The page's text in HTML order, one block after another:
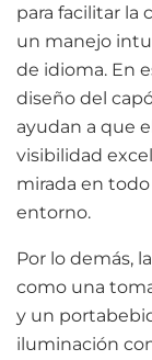
para facilitar la
un manejo
de idioma. En
diseño del
ayudan a que
visibilidad
mirada en
entorno.
Por lo demás,
como una
y un
iluminación